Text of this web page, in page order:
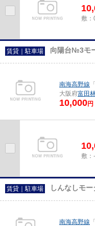
敷：
賃貸｜駐車場 向陽台№3モ
南海高野線 「
大阪府富田
10,000円
敷：
賃貸｜駐車場 しんなしモ
南海高野線 「